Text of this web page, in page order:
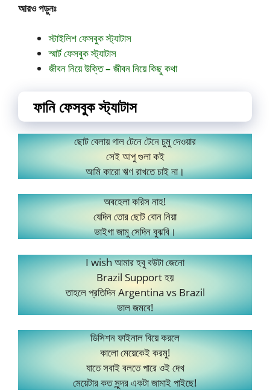
আরও পড়ুনঃ
স্টাইলিশ ফেসবুক স্ট্যাটাস
স্মার্ট ফেসবুক স্ট্যাটাস
জীবন নিয়ে উক্তি – জীবন নিয়ে কিছু কথা
ফানি ফেসবুক স্ট্যাটাস
ছোট বেলায় গাল টেনে টেনে চুমু দেওয়ার
সেই আপু গুলা কই
আমি কারো ঋণ রাখতে চাই না।
অবহেলা করিস নাহ!
যেদিন তোর ছোট বোন নিয়া
ভাইগা জামু সেদিন বুঝবি।
I wish আমার হবু বউটা জেনো
Brazil Support হয়
তাহলে প্রতিদিন Argentina vs Brazil
ভাল জমবে!
ডিসিশন ফাইনাল বিয়ে করলে
কালো মেয়েকেই করমু!
যাতে সবাই বলতে পারে ওই দেখ
মেয়েটার কত সুন্দর একটা জামাই পাইছে!